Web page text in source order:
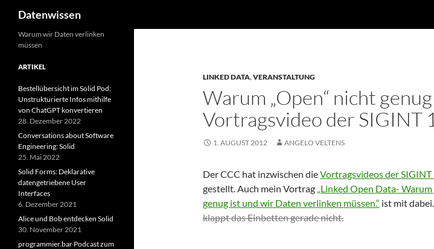
Zum
Inhalt
springen
Datenwissen
LINKED DATA,VERANSTALTUNG
Warum „Open“ nicht
Vortragsvideo der SIGINT
1. AUGUST 2012 ANGELO VELTENS
Der CCC hat inzwischen dieVortragsvideos der
gestellt. Auch mein Vortrag „Linked Open Data- Warum
genug ist und wir Daten verlinken müssen.“ ist mit dabei.
klappt das Einbetten gerade nicht.
Warum wir Daten verlinken
müssen
ARTIKEL
Bestellübersicht im Solid Pod:
Unstrukturierte Infos mithilfe
von ChatGPT konvertieren
28. Dezember 2022
Conversations about Software
Engineering: Solid
25. Mai 2022
Solid Forms: Deklarative
datengetriebene User
Interfaces
6. Dezember 2021
Alice und Bob entdecken Solid
30. November 2021
programmier.bar Podcast zum